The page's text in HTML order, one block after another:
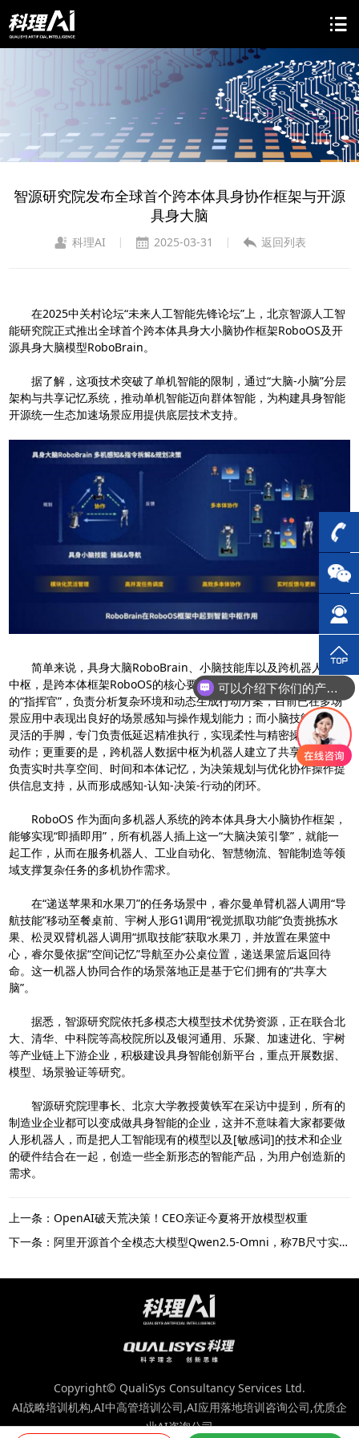
智源研究院发布全球首个跨本体具身协作框架与开源
具身大脑
科理AI | 2025-03-31 | 返回列表
在2025中关村论坛“未来人工智能先锋论坛”上，北京智源人工智
能研究院正式推出全球首个跨本体具身大小脑协作框架RoboOS及开
源具身大脑模型RoboBrain。
据了解，这项技术突破了单机智能的限制，通过“大脑-小脑”分层
架构与共享记忆系统，推动单机智能迈向群体智能，为构建具身智能
开源统一生态加速场景应用提供底层技术支持。
简单来说，具身大脑RoboBrain、小脑技能库以及跨机器人数据
中枢，是跨本体框架RoboOS的核心要素。RoboBrain就像机器人
的“指挥官”，负责分析复杂环境和动态生成行动方案，目前已在多场
景应用中表现出良好的场景感知与操作规划能力；而小脑技能库则像
灵活的手脚，专门负责低延迟精准执行，实现柔性与精密操作等具体
动作；更重要的是，跨机器人数据中枢为机器人建立了共享记忆库，
负责实时共享空间、时间和本体记忆，为决策规划与优化协作操作提
供信息支持，从而形成感知-认知-决策-行动的闭环。
RoboOS 作为面向多机器人系统的跨本体具身大小脑协作框架，
能够实现“即插即用”，所有机器人插上这一“大脑决策引擎”，就能一
起工作，从而在服务机器人、工业自动化、智慧物流、智能制造等领
域支撑复杂任务的多机协作需求。
在“递送苹果和水果刀”的任务场景中，睿尔曼单臂机器人调用“导
航技能”移动至餐桌前、宇树人形G1调用“视觉抓取功能”负责挑拣水
果、松灵双臂机器人调用“抓取技能”获取水果刀，并放置在果篮中
心，睿尔曼依据“空间记忆”导航至办公桌位置，递送果篮后返回待
命。这一机器人协同合作的场景落地正是基于它们拥有的“共享大
脑”。
据悉，智源研究院依托多模态大模型技术优势资源，正在联合北
大、清华、中科院等高校院所以及银河通用、乐聚、加速进化、宇树
等产业链上下游企业，积极建设具身智能创新平台，重点开展数据、
模型、场景验证等研究。
智源研究院理事长、北京大学教授黄铁军在采访中提到，所有的
制造业企业都可以变成做具身智能的企业，这并不意味着大家都要做
人形机器人，而是把人工智能现有的模型以及[敏感词]的技术和企业
的硬件结合在一起，创造一些全新形态的智能产品，为用户创造新的
需求。
上一条：OpenAI破天荒决策！CEO亲证今夏将开放模型权重
下一条：阿里开源首个全模态大模型Qwen2.5-Omni，称7B尺寸实现全球最强性能
Copyright© QualiSys Consultancy Services Ltd.
AI战略培训机构,AI中高管培训公司,AI应用落地培训咨询公司,优质企
业AI咨询公司
可以介绍下你们的产品么？